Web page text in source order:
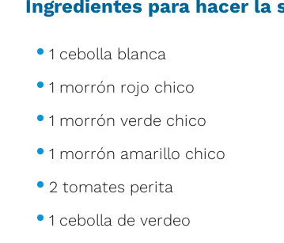
Ingredientes para hacer la
1 cebolla blanca
1 morrón rojo chico
1 morrón verde chico
1 morrón amarillo chico
2 tomates perita
1 cebolla de verdeo